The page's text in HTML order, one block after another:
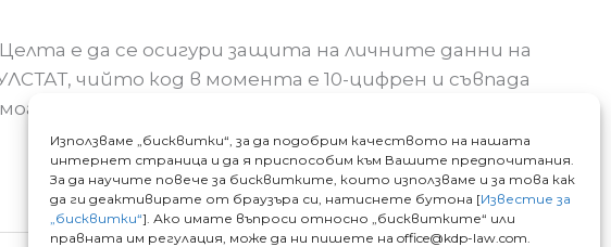
Използваме „бисквитки“, за да подобрим качеството на нашата
интернет страница и да я приспособим към Вашите предпочитания.
За да научите повече за бисквитките, които използваме и за това как
да ги деактивирате от браузъра си, натиснете бутона [Известие за
„бисквитки“]. Ако имате въпроси относно „бисквитките“ или
правната им регулация, може да ни пишете на office@kdp-law.com.
е да се осигури защита на личните данни на
чийто код в момента е 10-цифрен и съвпада
да получат […]